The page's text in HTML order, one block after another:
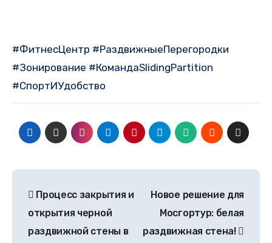
#ФитнесЦентр #РаздвижныеПерегородки
#Зонирование #КомандаSlidingPartition
#СпортИУдобство
Процесс закрытия и
открытия черной
раздвижной стены в
Новое решение для
Мосгортур: белая
раздвижная стена!